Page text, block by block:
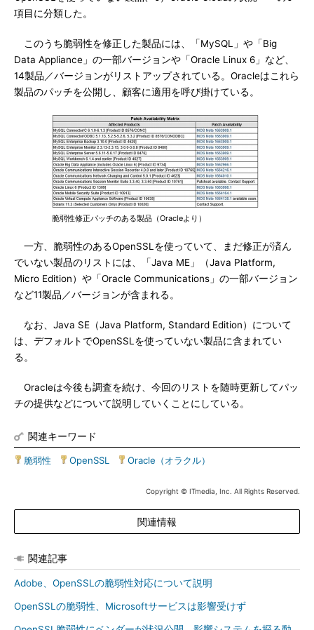
項目に分類した。
このうち脆弱性を修正した製品には、「MySQL」や「Big
Data Appliance」の一部バージョンや「Oracle Linux 6」など、
14製品／バージョンがリストアップされている。Oracleはこれら
製品のパッチを公開し、顧客に適用を呼び掛けている。
脆弱性修正パッチのある製品（Oracleより）
一方、脆弱性のあるOpenSSLを使っていて、まだ修正が済ん
でいない製品のリストには、「Java ME」（Java Platform,
Micro Edition）や「Oracle Communications」の一部バージョン
など11製品／バージョンが含まれる。
なお、Java SE（Java Platform, Standard Edition）について
は、デフォルトでOpenSSLを使っていない製品に含まれてい
る。
Oracleは今後も調査を続け、今回のリストを随時更新してパッ
チの提供などについて説明していくことにしている。
関連キーワード
脆弱性 OpenSSL Oracle（オラクル）
Copyright © ITmedia, Inc. All Rights Reserved.
関連情報
関連記事
Adobe、OpenSSLの脆弱性対応について説明
OpenSSLの脆弱性、Microsoftサービスは影響受けず